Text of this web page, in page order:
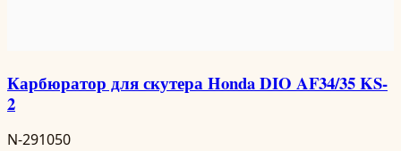
Карбюратор для скутера Honda DIO AF34/35 KS-
2
N-291050